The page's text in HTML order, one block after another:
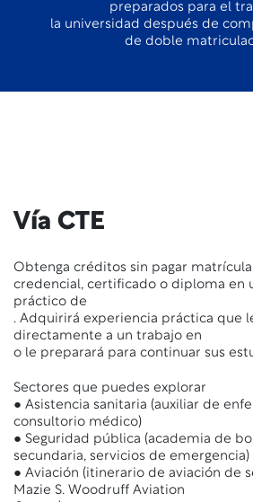
preparados para el
la universidad después de
de doble
Vía CTE
Obtenga créditos sin pagar
credencial, certificado o diploma en
práctico de
. Adquirirá experiencia práctica que
directamente a un trabajo en
o le preparará para continuar sus
Sectores que puedes explorar
● Asistencia sanitaria (auxiliar de
consultorio médico)
● Seguridad pública (academia de
secundaria, servicios de emergencia)
● Aviación (itinerario de aviación de
Mazie S. Woodruff Aviation